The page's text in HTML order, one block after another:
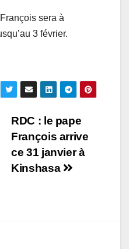
sera à
3 février.
RDC : le pape
François arrive
ce 31 janvier à
Kinshasa